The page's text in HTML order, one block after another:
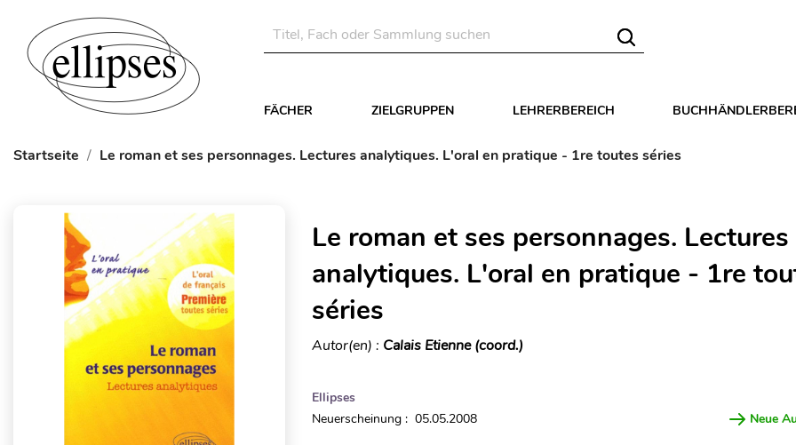
FÄCHER ZIELGRUPPEN LEHRERBEREICH
Startseite Le roman et ses personnages. Lectures analytiques. L'oral en pratique - 1re toutes séries
Le roman et ses personnages. Lectures
analytiques. L'oral en pratique - 1re
séries
Autor(en) : Calais Etienne (coord.)
Ellipses
Neuerscheinung : 05.05.2008
Neue